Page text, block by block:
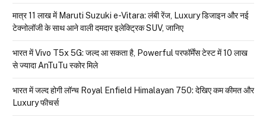
मात्र ₹11 लाख में Maruti Suzuki e-Vitara: लंबी रेंज, Luxury डिजाइन और नई
टेक्नोलॉजी के साथ आने वाली दमदार इलेक्ट्रिक SUV, जानिए
भारत में Vivo T5x 5G: जल्द आ सकता है, Powerful परफॉर्मेंस टेस्ट में 10 लाख
से ज्यादा AnTuTu स्कोर मिले
भारत में जल्द होगी लॉन्च Royal Enfield Himalayan 750: देखिए कम कीमत और
Luxury फीचर्स